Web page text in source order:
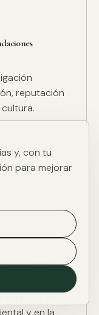
reputación
el impacto
scripts y el
y en la
y, con tu
para mejorar